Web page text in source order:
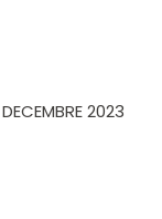
2023